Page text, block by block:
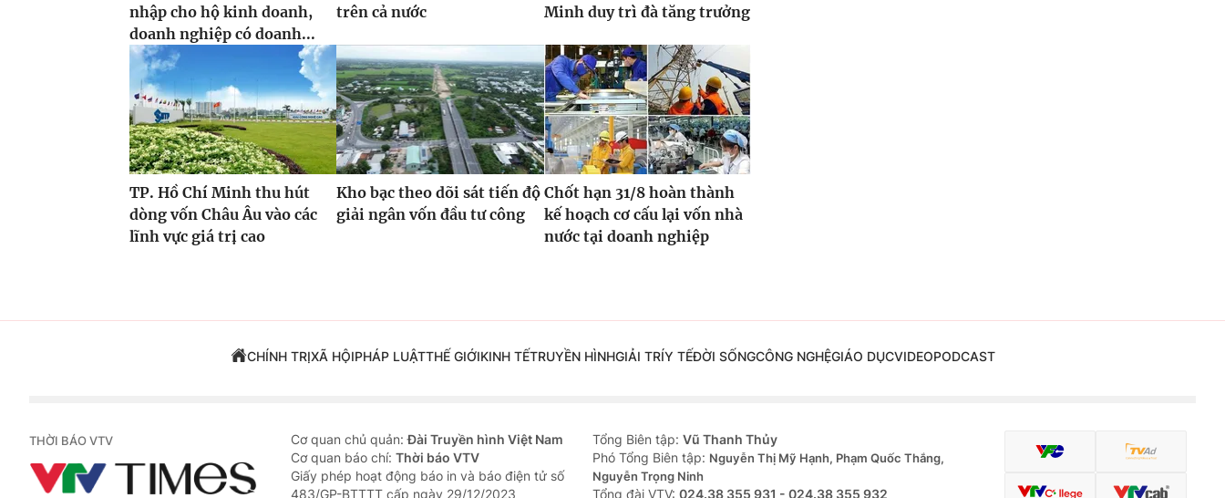
nhập cho hộ kinh doanh,
doanh nghiệp có doanh...
trên cả nước
Minh duy trì đà tăng trưởng
TP. Hồ Chí Minh thu hút
dòng vốn Châu Âu vào các
lĩnh vực giá trị cao
Kho bạc theo dõi sát tiến độ
giải ngân vốn đầu tư công
Chốt hạn 31/8 hoàn thành
kế hoạch cơ cấu lại vốn nhà
nước tại doanh nghiệp
CHÍNH TRỊXÃ HỘIPHÁP LUẬTTHẾ GIỚIKINH TẾTRUYỀN HÌNHGIẢI TRÍY TẾĐỜI SỐNGCÔNG NGHỆGIÁO DỤCVIDEOPODCAST
THỜI BÁO VTV Cơ quan chủ quản:Đài Truyền hình Việt Nam
Cơ quan báo chí: Thời báo VTV
Giấy phép hoạt động báo in và báo điện tử số
483/GP-BTTTT cấp ngày 29/12/2023
Tổng Biên tập: Vũ Thanh Thủy
Phó Tổng Biên tập: Nguyễn Thị Mỹ Hạnh, Phạm Quốc Thắng,
Nguyễn Trọng Ninh
Tổng đài VTV: 024.38 355 931 - 024.38 355 932